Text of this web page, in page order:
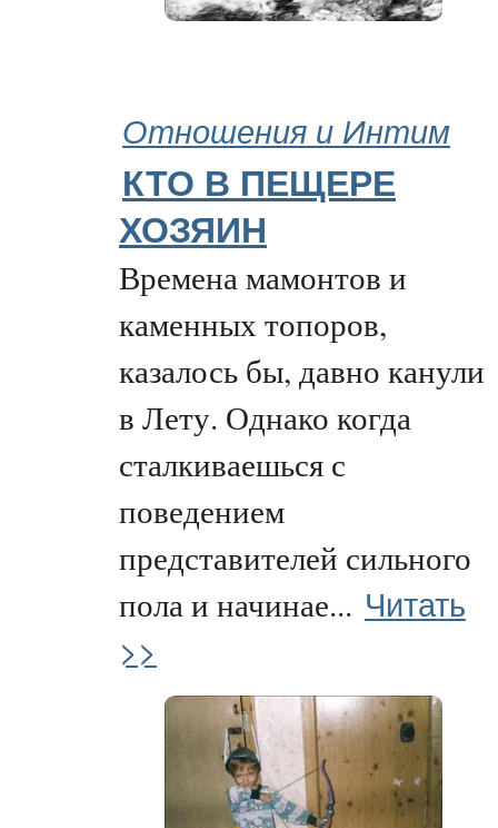
Отношения и Интим
КТО В ПЕЩЕРЕ
ХОЗЯИН
Времена мамонтов и
каменных топоров,
казалось бы, давно канули
в Лету. Однако когда
сталкиваешься с
поведением
представителей сильного
пола и начинае... Читать
>>